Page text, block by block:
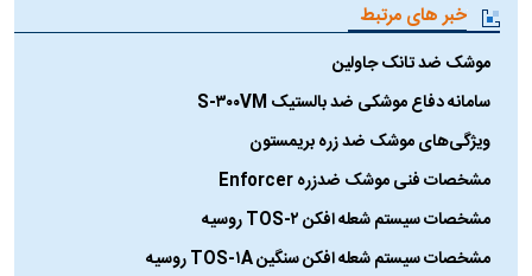
خبر های مرتبط
موشک ضد تانک جاولین
سامانه دفاع موشکی ضد بالستیک S-۳۰۰VM
ویژگی‌های موشک ضد زره بریمستون
مشخصات فنی موشک ضدزره Enforcer
مشخصات سیستم شعله افکن TOS-۲ روسیه
مشخصات سیستم شعله افکن سنگین TOS-۱A روسیه